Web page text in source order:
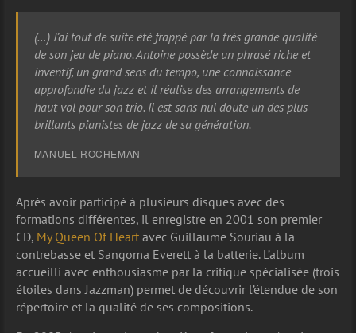
(…) J’ai tout de suite été frappé par la très grande qualité
de son jeu de piano. Antoine possède un phrasé riche et
inventif, un grand sens du tempo, une connaissance
approfondie du jazz et il réalise des arrangements de
haut vol pour son trio. Il est sans nul doute un des plus
brillants pianistes de jazz de sa génération.
MANUEL ROCHEMAN
Après avoir participé à plusieurs disques avec des
formations différentes, il enregistre en 2001 son premier
CD, My Queen Of Heartavec Guillaume Souriau à la
contrebasse et Sangoma Everett à la batterie. L’album
accueilli avec enthousiasme par la critique spécialisée (trois
étoiles dans Jazzman) permet de découvrir l’étendue de son
répertoire et la qualité de ses compositions.